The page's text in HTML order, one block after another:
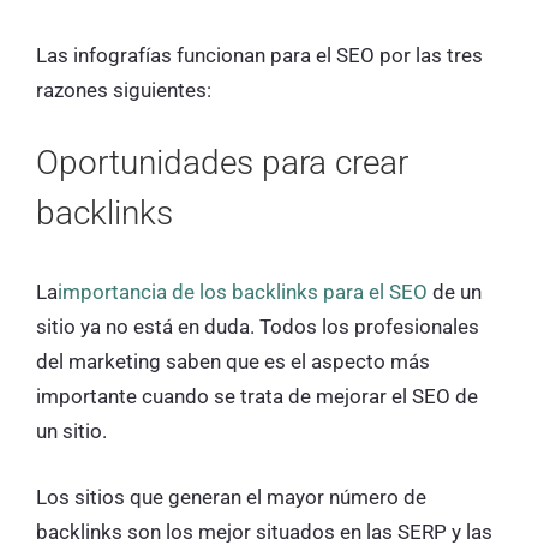
Las infografías funcionan para el SEO por las tres
razones siguientes:
Oportunidades para crear
backlinks
Laimportancia de los backlinks para el SEO de un
sitio ya no está en duda. Todos los profesionales
del marketing saben que es el aspecto más
importante cuando se trata de mejorar el SEO de
un sitio.
Los sitios que generan el mayor número de
backlinks son los mejor situados en las SERP y las